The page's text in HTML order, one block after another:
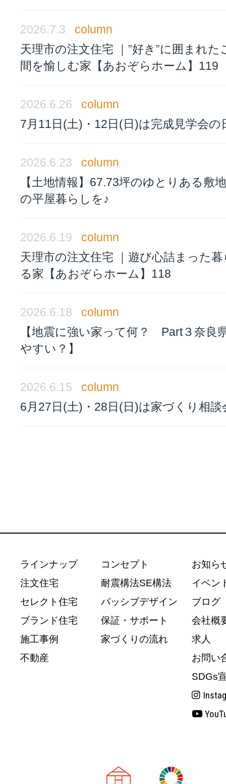
2026.7.3
column
天理市の注文住宅 ｜”好き”に囲まれた
間を愉しむ家【あおぞらホーム】119
2026.6.26
column
7月11日(土)・12日(日)は完成見学会の
2026.6.23
column
【土地情報】67.73坪のゆとりある敷
の平屋暮らしを♪
2026.6.19
column
天理市の注文住宅 ｜遊び心詰まった
る家【あおぞらホーム】118
2026.6.18
column
【地震に強い家って何？ Part３奈良
やすい？】
2026.6.15
column
6月27日(土)・28日(日)は家づくり相談
ラインナップ
注文住宅
セレクト住宅
ブランド住宅
施工事例
不動産
コンセプト
耐震構法SE構法
パッシブデザイン
保証・サポート
家づくりの流れ
お知ら
イベン
ブログ
会社概
求人
お問い
SDGs
天理市の注文